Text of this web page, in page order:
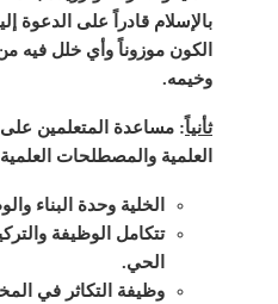
بالإسلام قادراً على الدعوة
الكون موزوناً وأي خلل فيه
وخيمه.
ثأنياً: مساعدة المتعلمين
العلمية والمصطلحات
الخلية وحدة البناء
تتكامل الوظيفة
الحي.
وظيفة التكاثر في